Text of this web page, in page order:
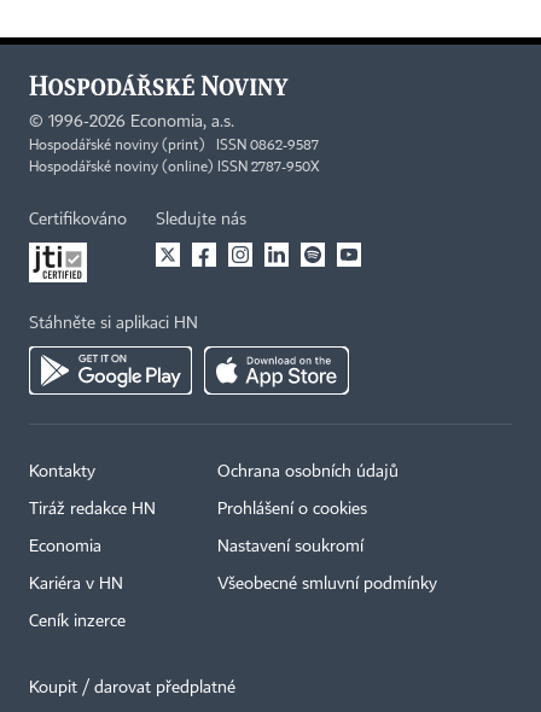
© 1996-2026 Economia, a.s.
Hospodářské noviny (print) ISSN 0862-9587
Hospodářské noviny (online) ISSN 2787-950X
Certifikováno Sledujte nás
Stáhněte si aplikaci HN
Kontakty
Tiráž redakce HN
Economia
Kariéra v HN
Ceník inzerce
Ochrana osobních údajů
Prohlášení o cookies
Nastavení soukromí
Všeobecné smluvní podmínky
Koupit / darovat předplatné